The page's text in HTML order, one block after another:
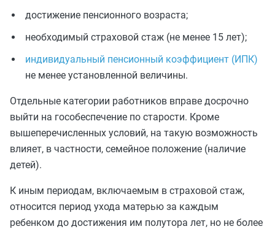
достижение пенсионного возраста;
необходимый страховой стаж (не менее 15 лет);
индивидуальный пенсионный коэффициент (ИПК)
не менее установленной величины.
Отдельные категории работников вправе досрочно
выйти на гособеспечение по старости. Кроме
вышеперечисленных условий, на такую возможность
влияет, в частности, семейное положение (наличие
детей).
К иным периодам, включаемым в страховой стаж,
относится период ухода матерью за каждым
ребенком до достижения им полутора лет, но не более